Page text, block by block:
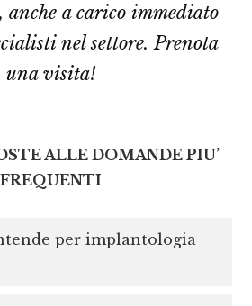
a carico immediato
nel settore. Prenota
una visita!
ALLE DOMANDE PIU’
FREQUENTI
per implantologia